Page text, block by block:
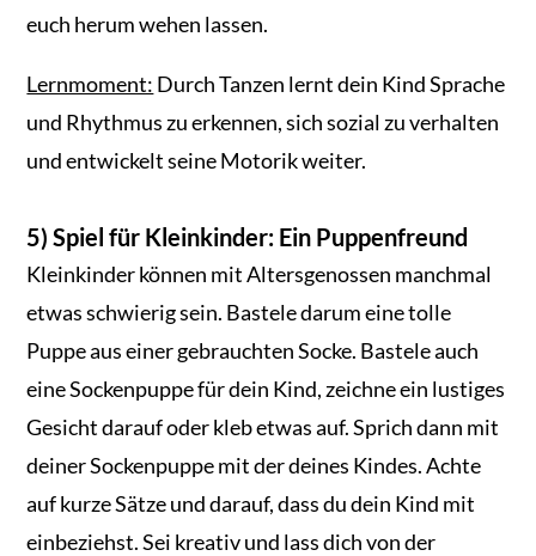
euch herum wehen lassen.
Lernmoment: Durch Tanzen lernt dein Kind Sprache
und Rhythmus zu erkennen, sich sozial zu verhalten
und entwickelt seine Motorik weiter.
5) Spiel für Kleinkinder: Ein Puppenfreund
Kleinkinder können mit Altersgenossen manchmal
etwas schwierig sein. Bastele darum eine tolle
Puppe aus einer gebrauchten Socke. Bastele auch
eine Sockenpuppe für dein Kind, zeichne ein lustiges
Gesicht darauf oder kleb etwas auf. Sprich dann mit
deiner Sockenpuppe mit der deines Kindes. Achte
auf kurze Sätze und darauf, dass du dein Kind mit
einbeziehst. Sei kreativ und lass dich von der